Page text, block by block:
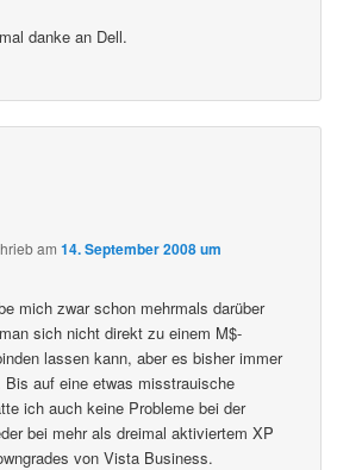
danke an Dell.
am14. September 2008 um
mich zwar schon mehrmals darüber
sich nicht direkt zu einem M$-
lassen kann, aber es bisher immer
Bis auf eine etwas misstrauische
ich auch keine Probleme bei der
bei mehr als dreimal aktiviertem XP
von Vista Business.